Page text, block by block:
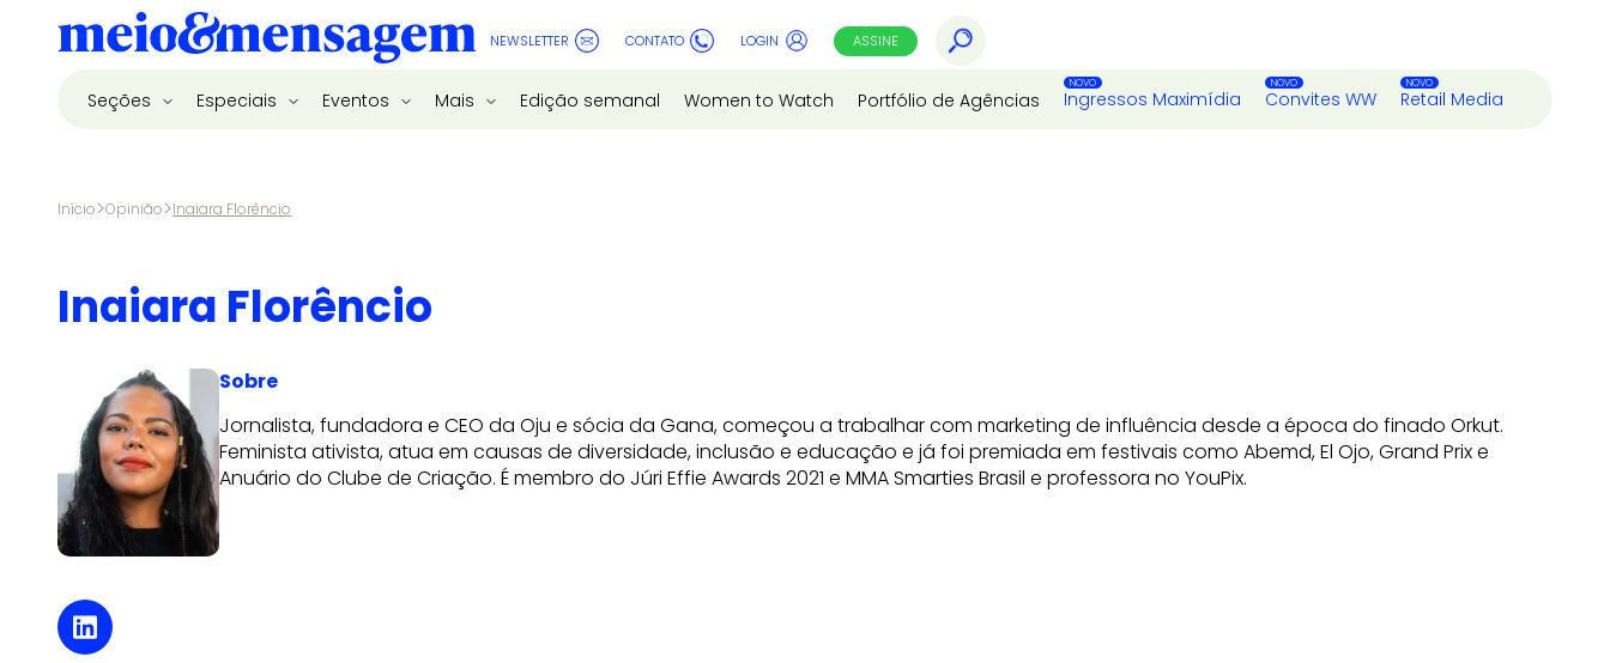
NEWSLETTER CONTATO LOGIN ASSINE
Seções Especiais Eventos Mais Edição semanal Women to Watch Portfólio de Agências Ingressos Maximídia Convites WW Retail Media
Início>Opinião>Inaiara Florêncio
Inaiara Florêncio
Sobre
Jornalista, fundadora e CEO da Oju e sócia da Gana, começou a trabalhar com marketing de influência desde a época do finado Orkut.
Feminista ativista, atua em causas de diversidade, inclusão e educação e já foi premiada em festivais como Abemd, El Ojo, Grand Prix e
Anuário do Clube de Criação. É membro do Júri Effie Awards 2021 e MMA Smarties Brasil e professora no YouPix.